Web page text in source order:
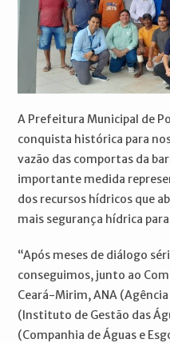
A Prefeitura Municipal de
conquista histórica para
vazão das comportas da
importante medida
dos recursos hídricos que
mais segurança hídrica
“Após meses de diálogo
conseguimos, junto ao
Ceará-Mirim, ANA (Agência
(Instituto de Gestão das
(Companhia de Águas e